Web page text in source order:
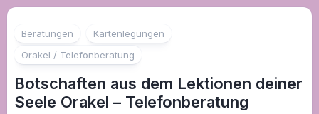
Beratungen
Kartenlegungen
Orakel / Telefonberatung
Botschaften aus dem Lektionen deiner
Seele Orakel – Telefonberatung